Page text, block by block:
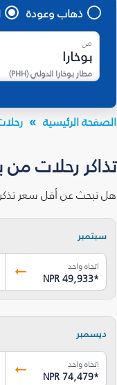
ذهاب وعودة
من
مطار بوخارا الدولي(
PHH
)
الصفحة الرئيسية
تذاكر رحلات من
هل تبحث عن أقل سعر
سبتمبر
اتجاه واحد
NPR 49,933*
ديسمبر
اتجاه واحد
NPR 74,479*